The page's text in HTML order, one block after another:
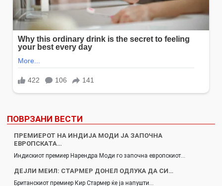
ПОВРЗАНИ ВЕСТИ
ПРЕМИЕРОТ НА ИНДИЈА МОДИ ЈА ЗАПОЧНА
ЕВРОПСКАТА…
Индискиот премиер Нарендра Моди го започна европскиот…
ДЕЈЛИ МЕИЛ: СТАРМЕР ДОНЕЛ ОДЛУКА ДА СИ…
Британскиот премиер Кир Стармер ќе ја напушти…